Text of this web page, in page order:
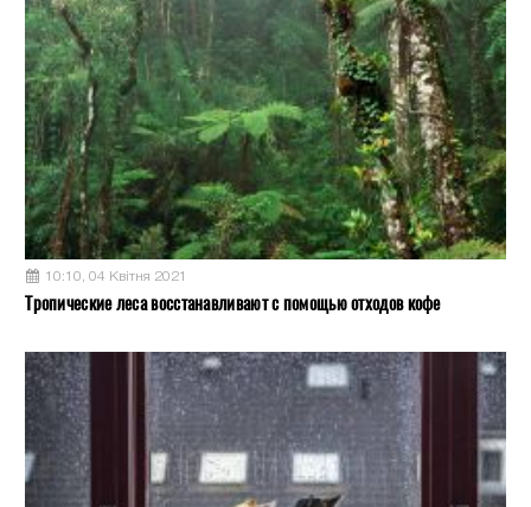
10:10, 04 Квітня 2021
Тропические леса восстанавливают с помощью отходов кофе